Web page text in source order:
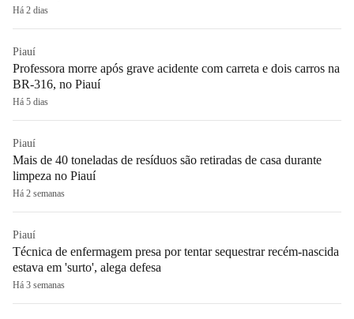
Há 2 dias
Piauí
Professora morre após grave acidente com carreta e dois carros na
BR-316, no Piauí
Há 5 dias
Piauí
Mais de 40 toneladas de resíduos são retiradas de casa durante
limpeza no Piauí
Há 2 semanas
Piauí
Técnica de enfermagem presa por tentar sequestrar recém-nascida
estava em 'surto', alega defesa
Há 3 semanas